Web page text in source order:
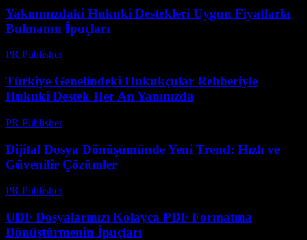
Yakınınızdaki Hukuki Destekleri Uygun Fiyatlarla
Bulmanın İpuçları
PR Publisher-
Türkiye Genelindeki Hukukçular Rehberiyle
Hukuki Destek Her An Yanınızda
PR Publisher-
Dijital Dosya Dönüşümünde Yeni Trend: Hızlı ve
Güvenilir Çözümler
PR Publisher-
UDF Dosyalarınızı Kolayca PDF Formatına
Dönüştürmenin İpuçları